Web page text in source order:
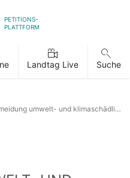
PETITIONS-
PLATTFORM
Landtag Live Suche
Vermeidung umwelt- und klimaschädlicher Belastungen durch Bebauung in Klimaschutzzone I der Stadt Erfurt